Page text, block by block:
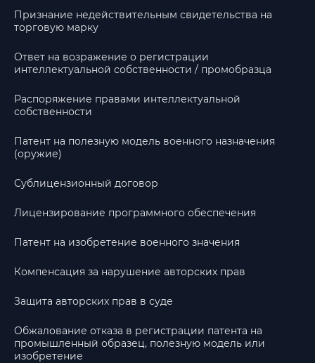
Признание недействительным свидетельства на
торговую марку
Ответ на возражение о регистрации
интеллектуальной собственности / промобразца
Распоряжение правами интеллектуальной
собственности
Патент на полезную модель военного назначения
(оружие)
Сублицензионный договор
Лицензирование программного обеспечения
Патент на изобретение военного значения
Компенсация за нарушение авторских прав
Защита авторских прав в суде
Обжалование отказа в регистрации патента на
промышленный образец, полезную модель или
изобретение